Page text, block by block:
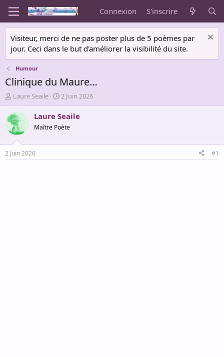
Connexion S'inscrire
Visiteur, merci de ne pas poster plus de 5 poèmes par
jour. Ceci dans le but d'améliorer la visibilité du site.
Humour
Clinique du Maure…
A
u
t
e
u
r
d
e
Laure Seaile
D
a
t
e
d
é
2 Juin 2026
Laure Seaile
Maître Poète
2 Juin 2026 #1